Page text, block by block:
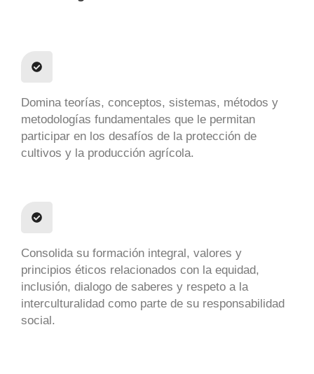
Domina teorías, conceptos, sistemas, métodos y
metodologías fundamentales que le permitan
participar en los desafíos de la protección de
cultivos y la producción agrícola.
Consolida su formación integral, valores y
principios éticos relacionados con la equidad,
inclusión, dialogo de saberes y respeto a la
interculturalidad como parte de su responsabilidad
social.